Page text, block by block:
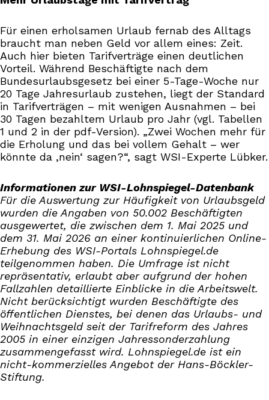
Für einen erholsamen Urlaub fernab des Alltags
braucht man neben Geld vor allem eines: Zeit.
Auch hier bieten Tarifverträge einen deutlichen
Vorteil. Während Beschäftigte nach dem
Bundesurlaubsgesetz bei einer 5-Tage-Woche nur
20 Tage Jahresurlaub zustehen, liegt der Standard
in Tarifverträgen – mit wenigen Ausnahmen – bei
30 Tagen bezahltem Urlaub pro Jahr (vgl. Tabellen
1 und 2 in der pdf-Version). „Zwei Wochen mehr für
die Erholung und das bei vollem Gehalt – wer
könnte da ‚nein‘ sagen?“, sagt WSI-Experte Lübker.
Informationen zur WSI-Lohnspiegel-Datenbank
Für die Auswertung zur Häufigkeit von Urlaubsgeld
wurden die Angaben von 50.002 Beschäftigten
ausgewertet, die zwischen dem 1. Mai 2025 und
dem 31. Mai 2026 an einer kontinuierlichen Online-
Erhebung des WSI-Portals Lohnspiegel.de
teilgenommen haben. Die Umfrage ist nicht
repräsentativ, erlaubt aber aufgrund der hohen
Fallzahlen detaillierte Einblicke in die Arbeitswelt.
Nicht berücksichtigt wurden Beschäftigte des
öffentlichen Dienstes, bei denen das Urlaubs- und
Weihnachtsgeld seit der Tarifreform des Jahres
2005 in einer einzigen Jahressonderzahlung
zusammengefasst wird. Lohnspiegel.de ist ein
nicht-kommerzielles Angebot der Hans-Böckler-
Stiftung.